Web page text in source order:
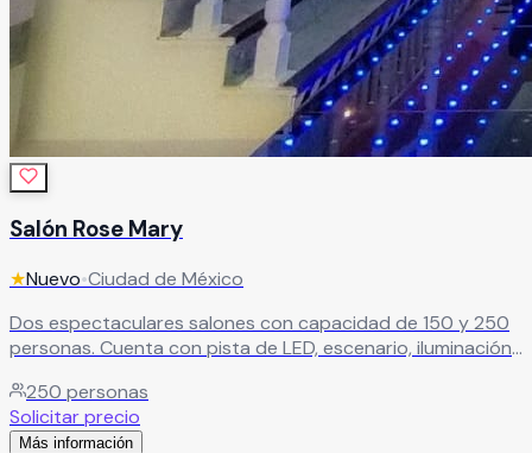
Salón Rose Mary
★Nuevo•Ciudad de México
Dos espectaculares salones con capacidad de 150 y 250
personas. Cuenta con pista de LED, escenario, iluminación
gigantes y mesas iluminadas.
250 personas
Solicitar precio
Más información